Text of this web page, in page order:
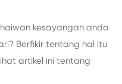
kesayangan anda
Berfikir tentang hal itu
artikel ini tentang